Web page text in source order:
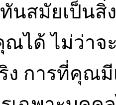
นสมัยเป็นสิ่
ได้ ไม่ว่าจ
ง การที่คุณ